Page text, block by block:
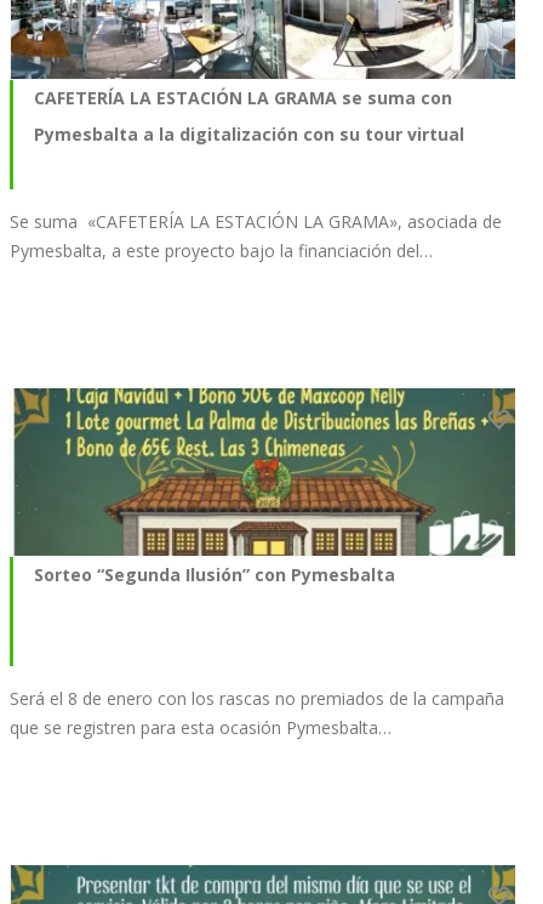
CAFETERÍA LA ESTACIÓN LA GRAMA se suma con
Pymesbalta a la digitalización con su tour virtual
Se suma «CAFETERÍA LA ESTACIÓN LA GRAMA», asociada de
Pymesbalta, a este proyecto bajo la financiación del…
Sorteo “Segunda Ilusión” con Pymesbalta
Será el 8 de enero con los rascas no premiados de la campaña
que se registren para esta ocasión Pymesbalta…